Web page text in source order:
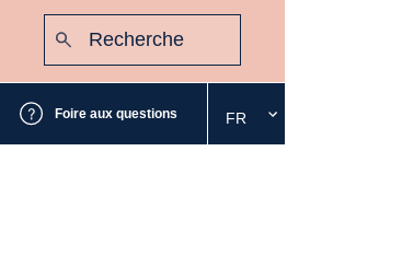
Foire aux questions
Sélectionnez
la
FR